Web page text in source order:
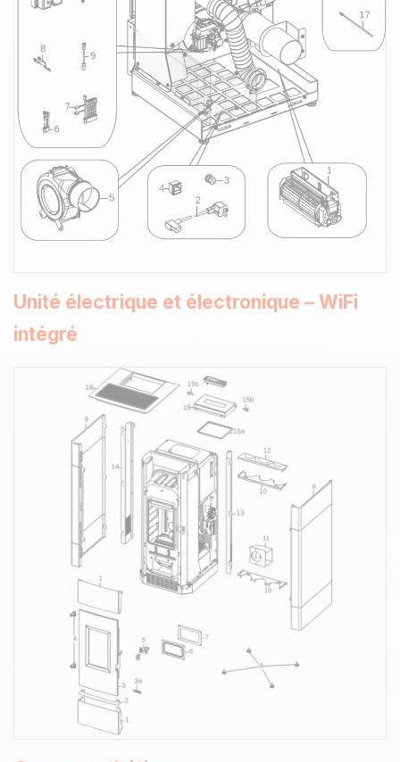
Unité électrique et électronique – WiFi
intégré